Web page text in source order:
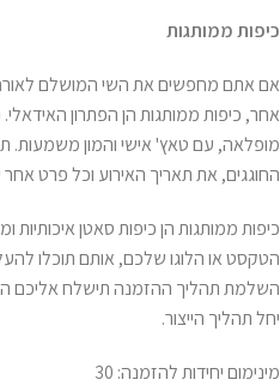
כיפות ממותגות
אם אתם מחפשים את השי המושלם
אחר, כיפות ממותגות הן הפתרון
מופלאה, עם טאץ' אישי והמון משמעות.
החוגגים, את תאריך האירוע וכל פרט
כיפות ממותגות הן כיפות סאטן איכותיות
הטקסט או הלוגו שלכם, אותם תוכלו
השלמת תהליך ההזמנה תישלח אליכם
יחל תהליך הייצור.
מינימום יחידות להזמנה: 30